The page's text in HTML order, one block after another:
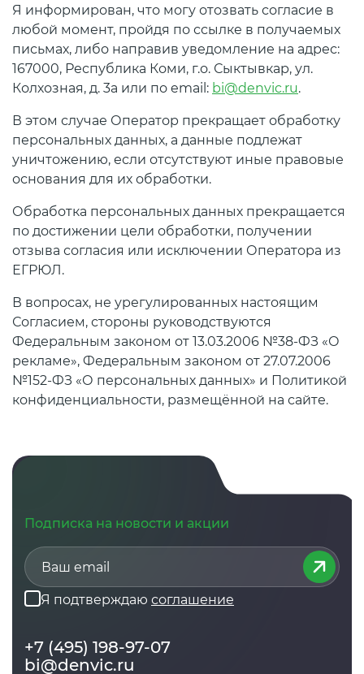
Я информирован, что могу отозвать согласие в
любой момент, пройдя по ссылке в получаемых
письмах, либо направив уведомление на адрес:
167000, Республика Коми, г.о. Сыктывкар, ул.
Колхозная, д. 3а или по email: bi@denvic.ru.
В этом случае Оператор прекращает обработку
персональных данных, а данные подлежат
уничтожению, если отсутствуют иные правовые
основания для их обработки.
Обработка персональных данных прекращается
по достижении цели обработки, получении
отзыва согласия или исключении Оператора из
ЕГРЮЛ.
В вопросах, не урегулированных настоящим
Согласием, стороны руководствуются
Федеральным законом от 13.03.2006 №38-ФЗ «О
рекламе», Федеральным законом от 27.07.2006
№152-ФЗ «О персональных данных» и Политикой
конфиденциальности, размещённой на сайте.
Подписка на новости и акции
Я подтверждаю соглашение
+7 (495) 198-97-07
bi@denvic.ru